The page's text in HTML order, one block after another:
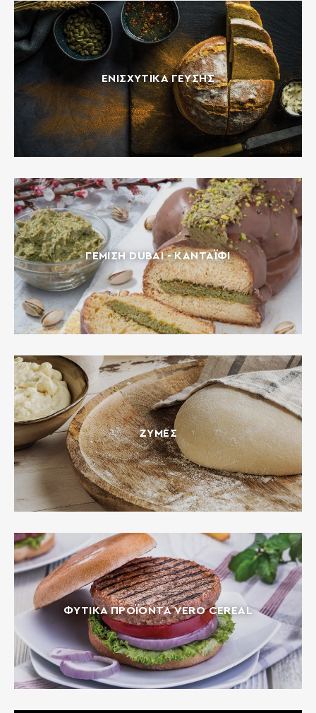
ΕΝΙΣΧΥΤΙΚΆ ΓΕΎΣΗΣ
ΓΈΜΙΣΗ DUBAI - ΚΑΝΤΑΪ́ΦΙ
ΖΎΜΕΣ
ΦΥΤΙΚΆ ΠΡΟΪΌΝΤΑ VERO CEREAL